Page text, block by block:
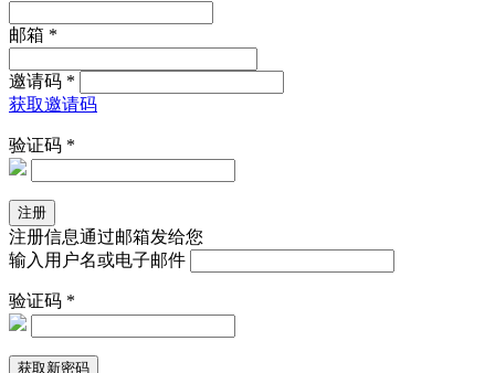
邮箱 *
邀请码 *
获取邀请码
验证码 *
注册信息通过邮箱发给您
输入用户名或电子邮件
验证码 *